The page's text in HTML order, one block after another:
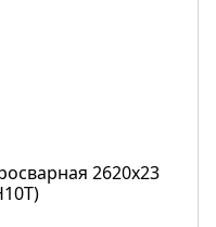
2620х23